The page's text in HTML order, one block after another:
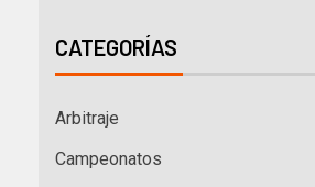
CATEGORÍAS
Arbitraje
Campeonatos